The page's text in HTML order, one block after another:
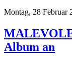
Montag, 28 Februar
Album an